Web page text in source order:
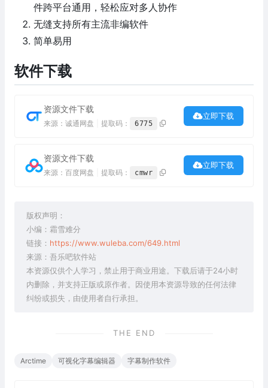
件跨平台通用，轻松应对多人协作
无缝支持所有主流非编软件
简单易用
软件下载
资源文件下载
来源：诚通网盘 提取码： 6775
立即下载
资源文件下载
来源：百度网盘 提取码： cmwr
立即下载
版权声明：
小编：霜雪难分
链接： https://www.wuleba.com/649.html
来源：吾乐吧软件站
本资源仅供个人学习，禁止用于商业用途。下载后请于24小时
内删除，并支持正版或原作者。因使用本资源导致的任何法律
纠纷或损失，由使用者自行承担。
THE END
Arctime 可视化字幕编辑器 字幕制作软件